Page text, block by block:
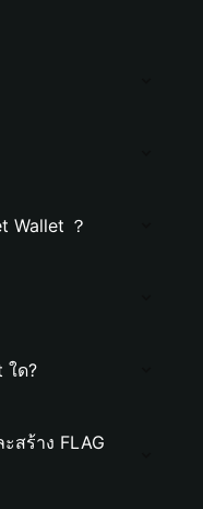
Wallet ？
ใด?
สร้าง FLAG